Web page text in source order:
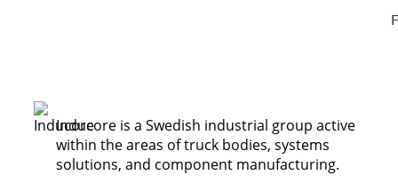
Inducore is a Swedish industrial group active
within the areas of truck bodies, systems
solutions, and component manufacturing.